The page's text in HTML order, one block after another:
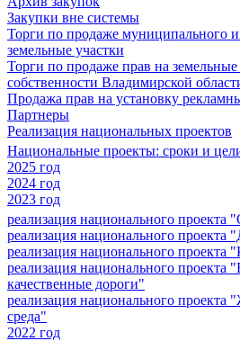
Закупки вне системы
Торги по продаже муниципального
земельные участки
Торги по продаже прав на
собственности Владимирской
Продажа прав на установку
Партнеры
Реализация национальных проектов
Национальные проекты: сроки и
2025 год
2024 год
2023 год
реализация национального проекта
реализация национального проекта
реализация национального проекта
реализация национального проекта
качественные дороги"
реализация национального проекта
среда"
2022 год